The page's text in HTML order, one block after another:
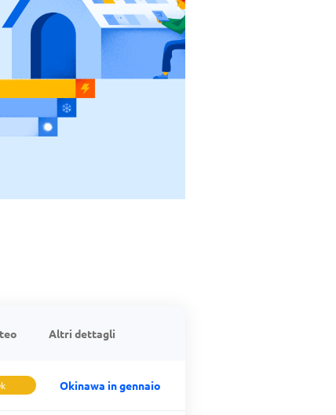
Altri dettagli
Okinawa in gennaio